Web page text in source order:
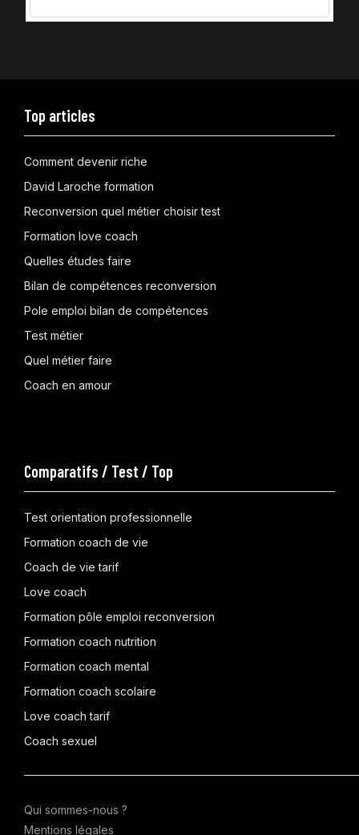
Top articles
Comment devenir riche
David Laroche formation
Reconversion quel métier choisir test
Formation love coach
Quelles études faire
Bilan de compétences reconversion
Pole emploi bilan de compétences
Test métier
Quel métier faire
Coach en amour
Comparatifs / Test / Top
Test orientation professionnelle
Formation coach de vie
Coach de vie tarif
Love coach
Formation pôle emploi reconversion
Formation coach nutrition
Formation coach mental
Formation coach scolaire
Love coach tarif
Coach sexuel
Qui sommes-nous ?
Mentions légales